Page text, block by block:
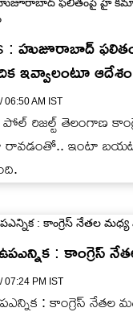
: హుజూరాబాద్
ఇవ్వాలంటూ ఆదేశం
06:50 AM IST
రిజల్ట్ తెలంగాణ
ఇంటా బయటా
: కాంగ్రెస్
07:24 PM IST
: కాంగ్రెస్ నేతల